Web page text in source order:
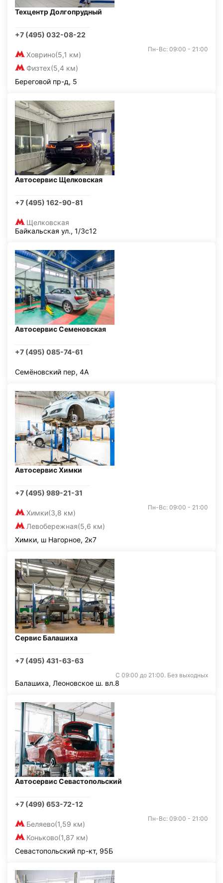
Техцентр Долгопрудный
+7 (495) 032-08-22
Ховрино(5,1 км)
Физтех(5,4 км)
Пн-Вс: 09:00 - 21:00
Береговой пр-д, 5
Автосервис Щелковская
+7 (495) 162-90-81
Щелковская
Байкальская ул., 1/3с12
Автосервис Семеновская
+7 (495) 085-74-61
Семёновский пер, 4А
Автосервис Химки
+7 (495) 989-21-31
Химки(3,8 км)
Левобережная(5,6 км)
Пн-Вс: 09:00 - 21:00
Химки, ш Нагорное, 2к7
Сервис Балашиха
+7 (495) 431-63-63
С 09:00 до 21:00. Без выходных
Балашиха, Леоновское ш. вл.8
Автосервис Севастопольский
+7 (499) 653-72-12
Беляево(1,59 км)
Коньково(1,87 км)
Пн-Вс: 09:00 - 21:00
Севастопольский пр-кт, 95Б